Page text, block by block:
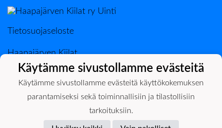
Tietosuojaseloste
Haapajärven Kiilat
PL 50, 85801 Haapajärvi
0400-398889 Ilkka Järvenpää
Käytämme sivustollamme evästeitä
Käytämme sivustollamme evästeitä käyttökokemuksen
parantamiseksi sekä toiminnallisiin ja tilastollisiin
tarkoituksiin.